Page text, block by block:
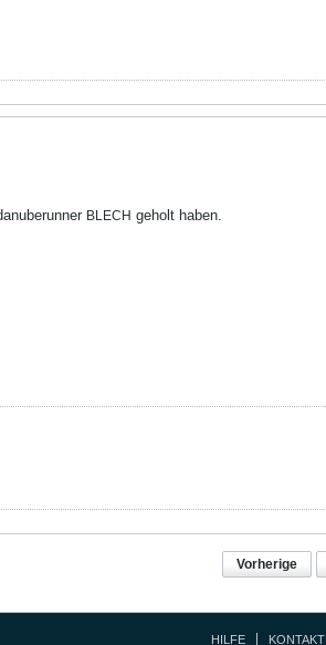
BLECH geholt haben.
Vorherige
HILFE KONTAKT